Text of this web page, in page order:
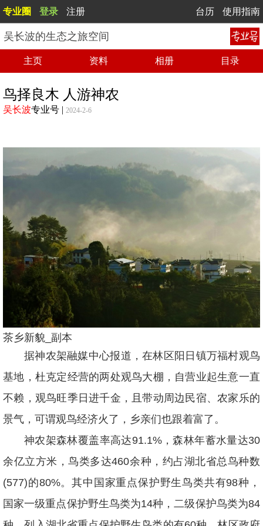
专业圈 登录 注册 台历 使用指南
吴长波的生态之旅空间
主页 资料 相册 目录
鸟择良木 人游神农
吴长波专业号 | 2024-2-6
茶乡新貌_副本
据神农架融媒中心报道，在林区阳日镇万福村观鸟
基地，杜克定经营的两处观鸟大棚，自营业起生意一直
不赖，观鸟旺季日进千金，且带动周边民宿、农家乐的
景气，可谓观鸟经济火了，乡亲们也跟着富了。
神农架森林覆盖率高达91.1%，森林年蓄水量达30
余亿立方米，鸟类多达460余种，约占湖北省总鸟种数
(577)的80%。其中国家重点保护野生鸟类共有98种，
国家一级重点保护野生鸟类为14种，二级保护鸟类为84